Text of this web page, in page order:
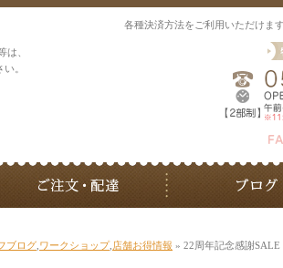
は、
。
各種決済方法をご利用いただけま
ブログ ワークショップ, 店舗お得情報 » 22周年記念感謝